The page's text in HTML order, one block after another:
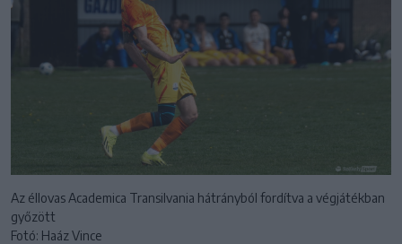
Az éllovas Academica Transilvania hátrányból fordítva a végjátékban
győzött
Fotó: Haáz Vince